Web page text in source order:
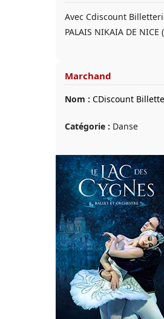
Avec Cdiscount
PALAIS NIKAIA DE NICE
Marchand
Nom : CDiscount
Catégorie : Danse